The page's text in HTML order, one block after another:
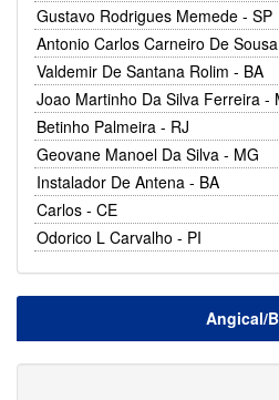
Gustavo Rodrigues Memede - SP
Antonio Carlos Carneiro De
Valdemir De Santana Rolim - BA
Joao Martinho Da Silva Ferreira -
Betinho Palmeira - RJ
Geovane Manoel Da Silva - MG
Instalador De Antena - BA
Carlos - CE
Odorico L Carvalho - PI
Angical/